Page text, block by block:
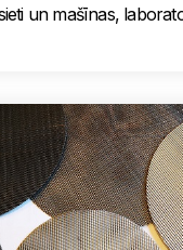
un mašīnas,